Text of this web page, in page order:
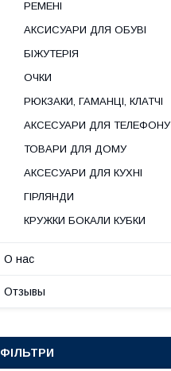
РЕМЕНІ
АКСИСУАРИ ДЛЯ ОБУВІ
БІЖУТЕРІЯ
ОЧКИ
РЮКЗАКИ, ГАМАНЦІ, КЛАТЧІ
АКСЕСУАРИ ДЛЯ ТЕЛЕФОНУ
ТОВАРИ ДЛЯ ДОМУ
АКСЕСУАРИ ДЛЯ КУХНІ
ГІРЛЯНДИ
КРУЖКИ БОКАЛИ КУБКИ
О нас
Отзывы
ФІЛЬТРИ